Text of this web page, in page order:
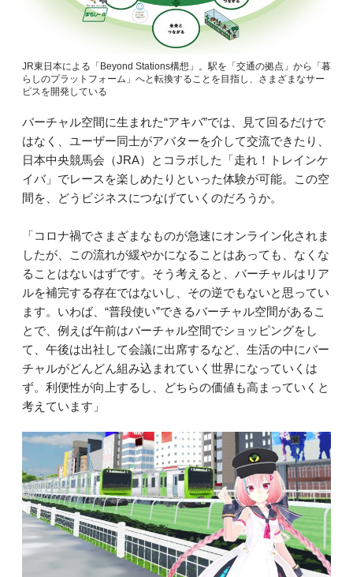
JR東日本による「Beyond Stations構想」。駅を「交通の拠点」から「暮
らしのプラットフォーム」へと転換することを目指し、さまざまなサー
ビスを開発している
バーチャル空間に生まれた“アキバ”では、見て回るだけで
はなく、ユーザー同士がアバターを介して交流できたり、
日本中央競馬会（JRA）とコラボした「走れ！トレインケ
イバ」でレースを楽しめたりといった体験が可能。この空
間を、どうビジネスにつなげていくのだろうか。
「コロナ禍でさまざまなものが急速にオンライン化されま
したが、この流れが緩やかになることはあっても、なくな
ることはないはずです。そう考えると、バーチャルはリア
ルを補完する存在ではないし、その逆でもないと思ってい
ます。いわば、“普段使い”できるバーチャル空間があるこ
とで、例えば午前はバーチャル空間でショッピングをし
て、午後は出社して会議に出席するなど、生活の中にバー
チャルがどんどん組み込まれていく世界になっていくは
ず。利便性が向上するし、どちらの価値も高まっていくと
考えています」